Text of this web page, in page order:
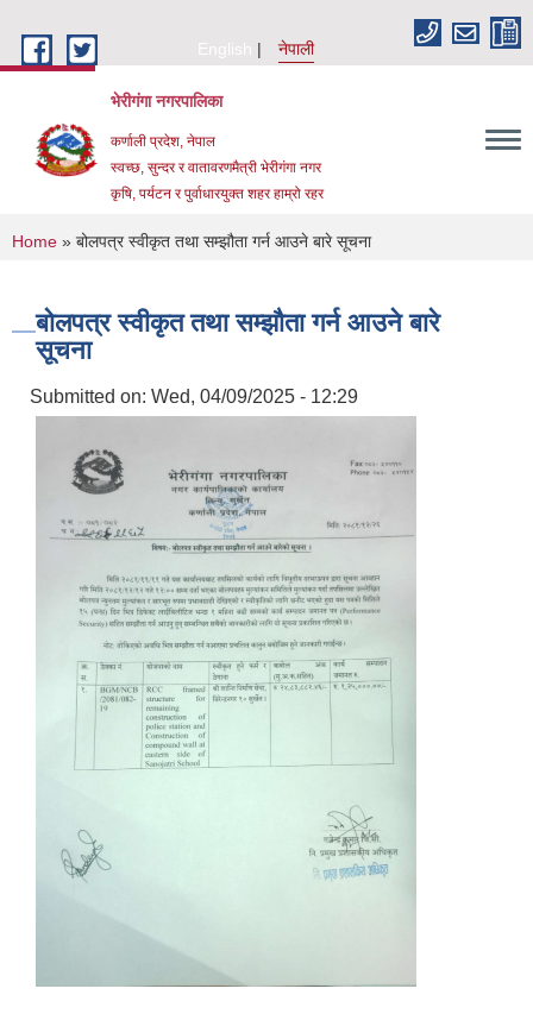
English
नेपाली
भेरीगंगा नगरपालिका
कर्णाली प्रदेश, नेपाल
स्वच्छ, सुन्दर र वातावरणमैत्री भेरीगंगा नगर
कृषि, पर्यटन र पुर्वाधारयुक्त शहर हाम्रो रहर
You are here
Home » बोलपत्र स्वीकृत तथा सम्झौता गर्न आउने बारे सूचना
बोलपत्र स्वीकृत तथा सम्झौता गर्न आउने बारे
सूचना
Submitted on: Wed, 04/09/2025 - 12:29